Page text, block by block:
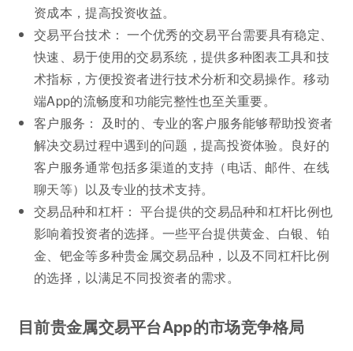
资成本，提高投资收益。
交易平台技术： 一个优秀的交易平台需要具有稳定、
快速、易于使用的交易系统，提供多种图表工具和技
术指标，方便投资者进行技术分析和交易操作。移动
端App的流畅度和功能完整性也至关重要。
客户服务： 及时的、专业的客户服务能够帮助投资者
解决交易过程中遇到的问题，提高投资体验。良好的
客户服务通常包括多渠道的支持（电话、邮件、在线
聊天等）以及专业的技术支持。
交易品种和杠杆： 平台提供的交易品种和杠杆比例也
影响着投资者的选择。一些平台提供黄金、白银、铂
金、钯金等多种贵金属交易品种，以及不同杠杆比例
的选择，以满足不同投资者的需求。
目前贵金属交易平台App的市场竞争格局